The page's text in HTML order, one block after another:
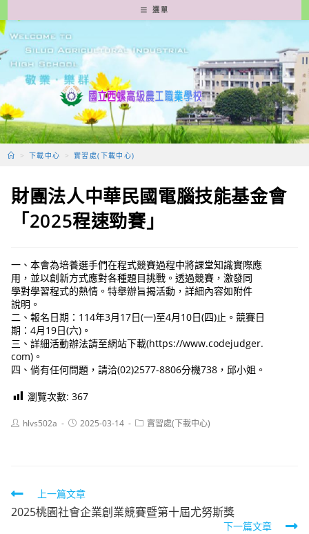
轉
至
要
容
選單
> 下載中心 > 實習處(下載中心)
財團法人中華民國電腦技能基金會
「2025程速勁賽」
一、本會為培養選手們在程式競賽過程中將課堂知識實際應
用，並以創新方式應對各種題目挑戰。透過競賽，激發同
學對學習程式的熱情。特舉辦旨揭活動，詳細內容如附件
說明。
二、報名日期：114年3月17日(一)至4月10日(四)止。競賽日
期：4月19日(六)。
三、詳細活動辦法請至網站下載(https://www.codejudger.
com)。
四、倘有任何問題，請洽(02)2577-8806分機738，邱小姐。
瀏覽次數: 367
Posthlvs502a
Post2025-03-14
Post實習處(下載中心)
Read
more
上一篇文章
2025桃園社會企業創業競賽暨第十屆尤努斯獎
下一篇文章